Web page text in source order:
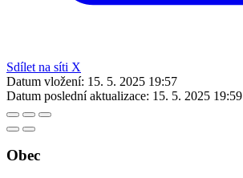
Sdílet na síti X
Datum vložení: 15. 5. 2025 19:57
Datum poslední aktualizace: 15. 5. 2025 19:59
Obec